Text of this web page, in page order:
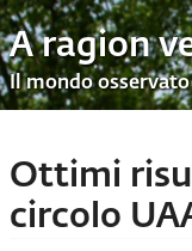
A ragion
Il mondo osservato
Ottimi
circolo